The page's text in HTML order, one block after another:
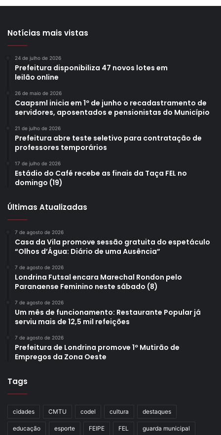
Notícias mais vistas
24 de julho de 2026
Prefeitura disponibiliza 47 novos lotes em
leilão online
26 de maio de 2026
Caapsml inicia em 1º de junho o recadastramento de
servidores, aposentados e pensionistas do Município
21 de julho de 2026
Prefeitura abre teste seletivo para contratação de
professores temporários
17 de julho de 2026
Estádio do Café recebe as finais da Taça FEL no
domingo (19)
Últimas Atualizadas
7 de agosto de 2026
Casa da Vila promove sessão gratuita do espetáculo
“Olhos d’Água: Diário de uma Ausência”
7 de agosto de 2026
Londrina Futsal encara Marechal Rondon pelo
Paranaense Feminino neste sábado (8)
7 de agosto de 2026
Um mês de funcionamento: Restaurante Popular já
serviu mais de 12,5 mil refeições
7 de agosto de 2026
Prefeitura de Londrina promove 1º Mutirão de
Empregos da Zona Oeste
Tags
cidades CMTU codel cultura destaques
educação esporte FEIPE FEL guarda municipal